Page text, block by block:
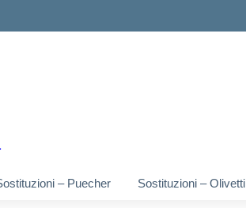
– Puecher Sostituzioni – Olivetti